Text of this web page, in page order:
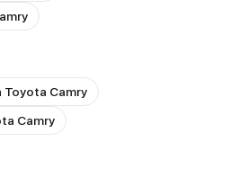
Toyota Camry
Camry